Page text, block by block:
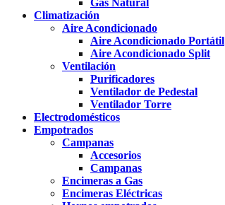
Gas Natural
Climatización
Aire Acondicionado
Aire Acondicionado Portátil
Aire Acondicionado Split
Ventilación
Purificadores
Ventilador de Pedestal
Ventilador Torre
Electrodomésticos
Empotrados
Campanas
Accesorios
Campanas
Encimeras a Gas
Encimeras Eléctricas